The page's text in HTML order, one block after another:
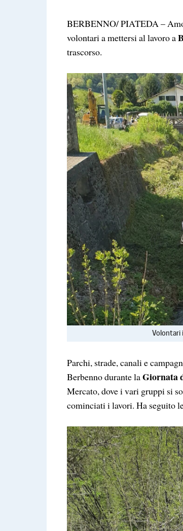
BERBENNO/ PIATEDA –
volontari a mettersi al lavoro a
trascorso.
Volontari
Parchi, strade, canali e
Berbenno durante laGiornata
Mercato, dove i vari gruppi si
cominciati i lavori. Ha seguito